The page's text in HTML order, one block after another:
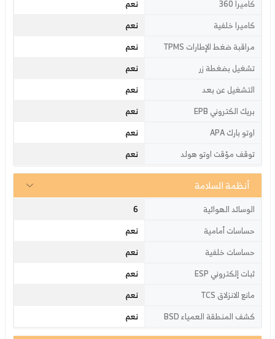
كاميرا 360 نعم
كاميرا خلفية نعم
مراقبة ضغط الإطارات TPMS نعم
تشغيل بضغطة زر نعم
التشغيل عن بعد نعم
بريك الكتروني EPB نعم
اوتو بارك APA نعم
توقف مؤقت اوتو هولد نعم
أنظمة السلامة
الوسائد الهوائية 6
حساسات أمامية نعم
حساسات خلفية نعم
ثبات إلكتروني ESP نعم
مانع الانزلاق TCS نعم
كشف المنطقة العمياء BSD نعم